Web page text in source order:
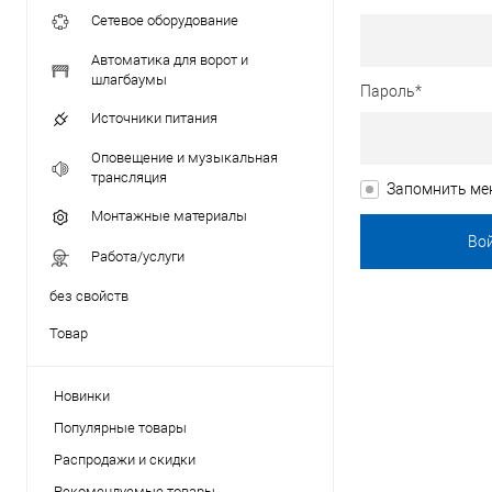
Сетевое оборудование
Автоматика для ворот и
шлагбаумы
Источники питания
Оповещение и музыкальная
трансляция
Монтажные материалы
Работа/услуги
без свойств
Товар
Новинки
Популярные товары
Распродажи и скидки
Пароль*
Запомнить